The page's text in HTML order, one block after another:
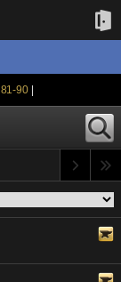
81-90